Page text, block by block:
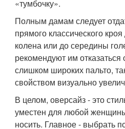
«тумбочку».
Полным дамам следует
прямого классического
колена или до середины
рекомендуют им
слишком широких пальто,
свойством визуально
В целом, оверсайз - это
уместен для любой
носить. Главное - выбрать